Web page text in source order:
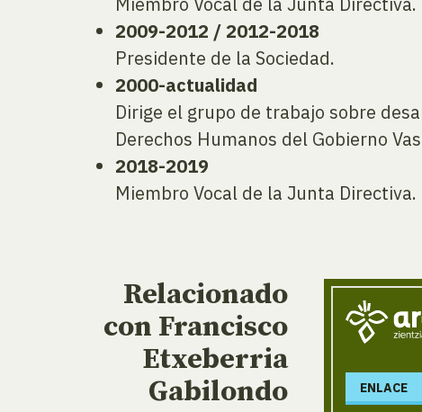
2009-2012 / 2012-2018
Presidente de la Sociedad.
2000-actualidad
Dirige el grupo de trabajo sobre
Derechos Humanos del Gobierno
2018-2019
Miembro Vocal de la Junta Directiva.
Relacionado
con Francisco
Etxeberria
Gabilondo
ENLACE